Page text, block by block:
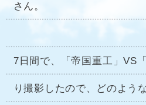
さん。
7日間で、「帝国重工」VS
り撮影したので、どのよう